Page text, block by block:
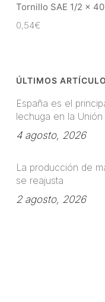
Tornillo SAE 1/2 x
0,54€
ÚLTIMOS
España es el
lechuga en la
4 agosto, 2026
La producción de
se reajusta
2 agosto, 2026